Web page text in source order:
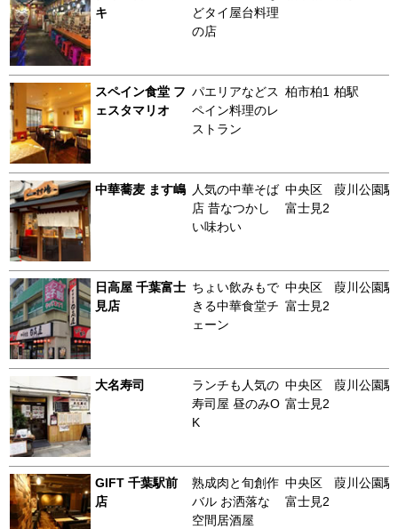
キ
どタイ屋台料理
の店
スペイン食堂 フ
ェスタマリオ
パエリアなどス
ペイン料理のレ
ストラン
柏市柏1 柏駅
中華蕎麦 ます嶋
人気の中華そば
店 昔なつかし
い味わい
中央区
富士見2
葭川公園駅
日高屋 千葉富士
見店
ちょい飲みもで
きる中華食堂チ
ェーン
中央区
富士見2
葭川公園駅
大名寿司
ランチも人気の
寿司屋 昼のみO
K
中央区
富士見2
葭川公園駅
GIFT 千葉駅前
店
熟成肉と旬創作
バル お洒落な
空間居酒屋
中央区
富士見2
葭川公園駅